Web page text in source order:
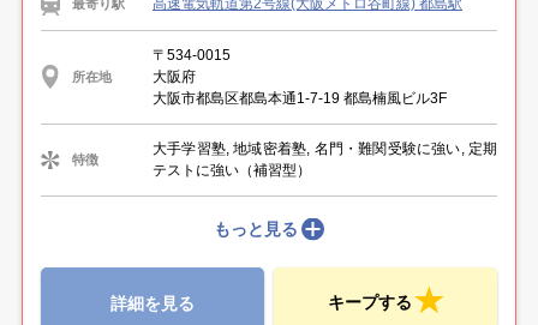
最寄り駅 高速電気軌道第2号線(大阪メトロ谷町線) 都島駅
所在地
〒534-0015
大阪府
大阪市都島区都島本通1-7-19 都島楠風ビル3F
特徴
大手学習塾, 地域密着塾, 名門・難関受験に強い, 定期
テストに強い（補習型）
もっと見る
詳細を見る キープする